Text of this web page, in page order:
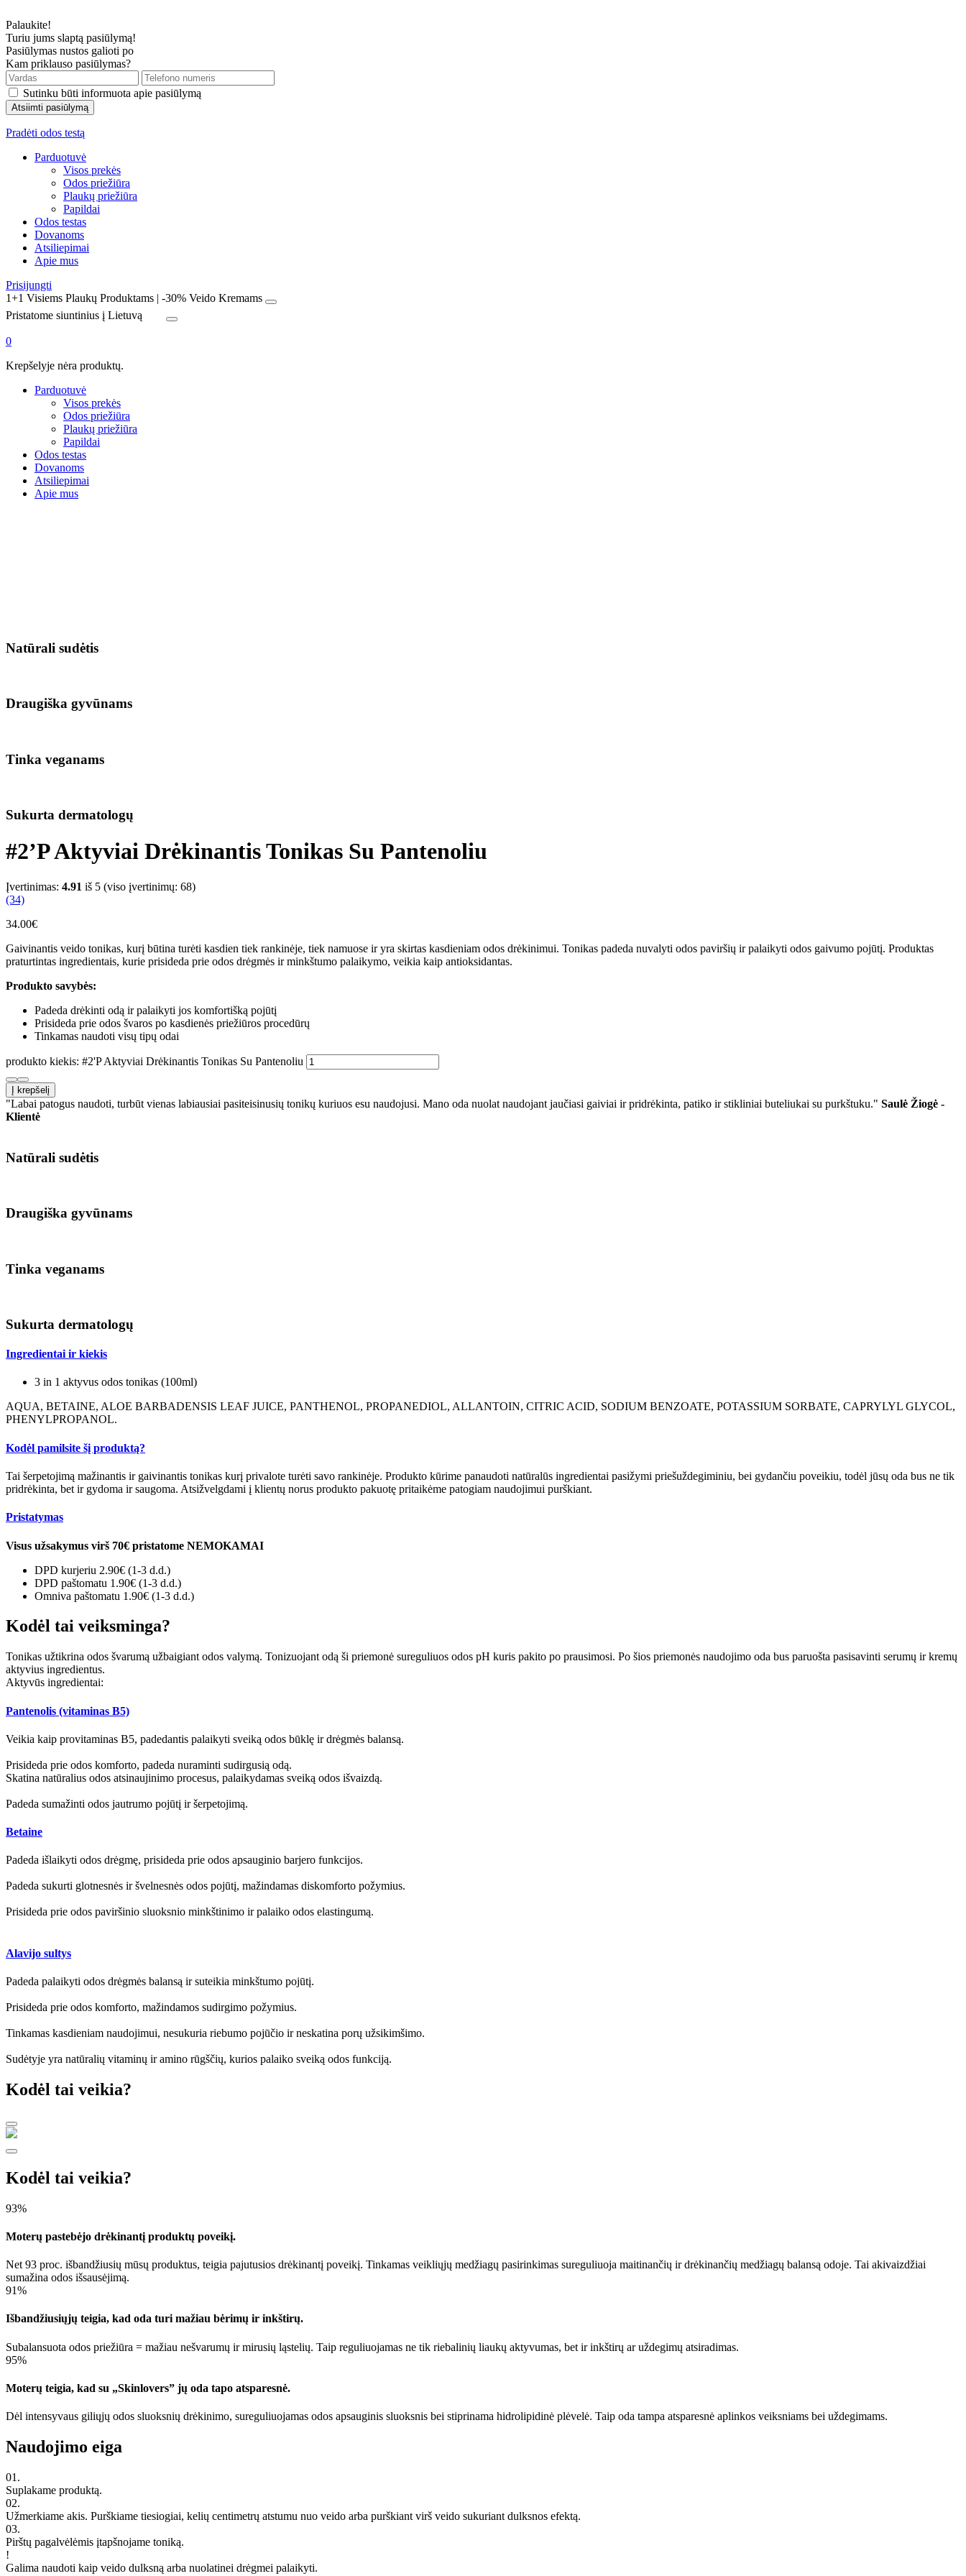
Palaukite!
Turiu jums slaptą pasiūlymą!
Pasiūlymas nustos galioti po
Kam priklauso pasiūlymas?
Sutinku būti informuota apie pasiūlymą
Pradėti odos testą
Parduotuvė
Visos prekės
Odos priežiūra
Plaukų priežiūra
Papildai
Odos testas
Dovanoms
Atsiliepimai
Apie mus
Prisijungti
1+1 Visiems Plaukų Produktams | -30% Veido Kremams
Pristatome siuntinius į Lietuvą
0
Krepšelyje nėra produktų.
Parduotuvė
Visos prekės
Odos priežiūra
Plaukų priežiūra
Papildai
Odos testas
Dovanoms
Atsiliepimai
Apie mus
Natūrali sudėtis
Draugiška gyvūnams
Tinka veganams
Sukurta dermatologų
#2’P Aktyviai Drėkinantis Tonikas Su Pantenoliu
Įvertinimas: 4.91 iš 5 (viso įvertinimų: 68)
(34)
34.00€
Gaivinantis veido tonikas, kurį būtina turėti kasdien tiek rankinėje, tiek namuose ir yra skirtas kasdieniam odos drėkinimui. Tonikas padeda nuvalyti odos paviršių ir palaikyti odos gaivumo pojūtį. Produktas
praturtintas ingredientais, kurie prisideda prie odos drėgmės ir minkštumo palaikymo, veikia kaip antioksidantas.
Produkto savybės:
Padeda drėkinti odą ir palaikyti jos komfortišką pojūtį
Prisideda prie odos švaros po kasdienės priežiūros procedūrų
Tinkamas naudoti visų tipų odai
produkto kiekis: #2'P Aktyviai Drėkinantis Tonikas Su Pantenoliu
Į krepšelį
"Labai patogus naudoti, turbūt vienas labiausiai pasiteisinusių tonikų kuriuos esu naudojusi. Mano oda nuolat naudojant jaučiasi gaiviai ir pridrėkinta, patiko ir stikliniai buteliukai su purkštuku." Saulė Žiogė -
Klientė
Natūrali sudėtis
Draugiška gyvūnams
Tinka veganams
Sukurta dermatologų
Ingredientai ir kiekis
3 in 1 aktyvus odos tonikas (100ml)
AQUA, BETAINE, ALOE BARBADENSIS LEAF JUICE, PANTHENOL, PROPANEDIOL, ALLANTOIN, CITRIC ACID, SODIUM BENZOATE, POTASSIUM SORBATE, CAPRYLYL GLYCOL,
PHENYLPROPANOL.
Kodėl pamilsite šį produktą?
Tai šerpetojimą mažinantis ir gaivinantis tonikas kurį privalote turėti savo rankinėje. Produkto kūrime panaudoti natūralūs ingredientai pasižymi priešuždegiminiu, bei gydančiu poveikiu, todėl jūsų oda bus ne tik
pridrėkinta, bet ir gydoma ir saugoma. Atsižvelgdami į klientų norus produkto pakuotę pritaikėme patogiam naudojimui purškiant.
Pristatymas
Visus užsakymus virš 70€ pristatome NEMOKAMAI
DPD kurjeriu 2.90€ (1-3 d.d.)
DPD paštomatu 1.90€ (1-3 d.d.)
Omniva paštomatu 1.90€ (1-3 d.d.)
Kodėl tai veiksminga?
Tonikas užtikrina odos švarumą užbaigiant odos valymą. Tonizuojant odą ši priemonė sureguliuos odos pH kuris pakito po prausimosi. Po šios priemonės naudojimo oda bus paruošta pasisavinti serumų ir kremų
aktyvius ingredientus.
Aktyvūs ingredientai:
Pantenolis (vitaminas B5)
Veikia kaip provitaminas B5, padedantis palaikyti sveiką odos būklę ir drėgmės balansą.
Prisideda prie odos komforto, padeda nuraminti sudirgusią odą.
Skatina natūralius odos atsinaujinimo procesus, palaikydamas sveiką odos išvaizdą.
Padeda sumažinti odos jautrumo pojūtį ir šerpetojimą.
Betaine
Padeda išlaikyti odos drėgmę, prisideda prie odos apsauginio barjero funkcijos.
Padeda sukurti glotnesnės ir švelnesnės odos pojūtį, mažindamas diskomforto požymius.
Prisideda prie odos paviršinio sluoksnio minkštinimo ir palaiko odos elastingumą.
Alavijo sultys
Padeda palaikyti odos drėgmės balansą ir suteikia minkštumo pojūtį.
Prisideda prie odos komforto, mažindamos sudirgimo požymius.
Tinkamas kasdieniam naudojimui, nesukuria riebumo pojūčio ir neskatina porų užsikimšimo.
Sudėtyje yra natūralių vitaminų ir amino rūgščių, kurios palaiko sveiką odos funkciją.
Kodėl tai veikia?
Kodėl tai veikia?
93%
Moterų pastebėjo drėkinantį produktų poveikį.
Net 93 proc. išbandžiusių mūsų produktus, teigia pajutusios drėkinantį poveikį. Tinkamas veikliųjų medžiagų pasirinkimas sureguliuoja maitinančių ir drėkinančių medžiagų balansą odoje. Tai akivaizdžiai
sumažina odos išsausėjimą.
91%
Išbandžiusiųjų teigia, kad oda turi mažiau bėrimų ir inkštirų.
Subalansuota odos priežiūra = mažiau nešvarumų ir mirusių ląstelių. Taip reguliuojamas ne tik riebalinių liaukų aktyvumas, bet ir inkštirų ar uždegimų atsiradimas.
95%
Moterų teigia, kad su „Skinlovers” jų oda tapo atsparesnė.
Dėl intensyvaus giliųjų odos sluoksnių drėkinimo, sureguliuojamas odos apsauginis sluoksnis bei stiprinama hidrolipidinė plėvelė. Taip oda tampa atsparesnė aplinkos veiksniams bei uždegimams.
Naudojimo eiga
01.
Suplakame produktą.
02.
Užmerkiame akis. Purškiame tiesiogiai, kelių centimetrų atstumu nuo veido arba purškiant virš veido sukuriant dulksnos efektą.
03.
Pirštų pagalvėlėmis įtapšnojame toniką.
!
Galima naudoti kaip veido dulksną arba nuolatinei drėgmei palaikyti.